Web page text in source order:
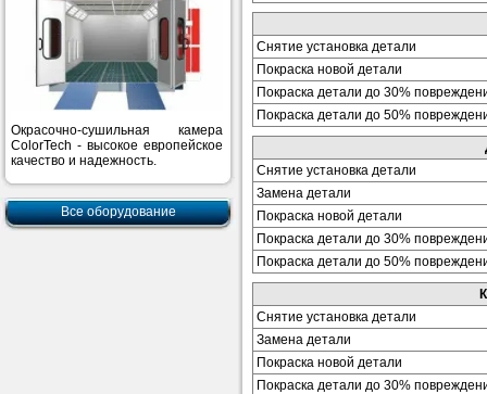
Окрасочно-сушильная камера
ColorTech - высокое европейское
качество и надежность.
Все оборудование
Снятие установка детали
Покраска новой детали
Покраска детали до 30%
Покраска детали до 50%
Снятие установка детали
Замена детали
Покраска новой детали
Покраска детали до 30%
Покраска детали до 50%
Снятие установка детали
Замена детали
Покраска новой детали
Покраска детали до 30%